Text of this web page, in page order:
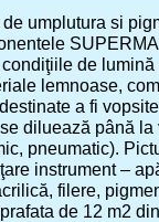
umplutura si
de lumină
lemnoase,
a fi
diluează până
pneumatic).
instrument –
filere,
de 12 m2